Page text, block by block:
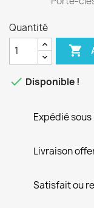
Quantité

 Disponible !
Expédié
Livraison
Satisfait ou